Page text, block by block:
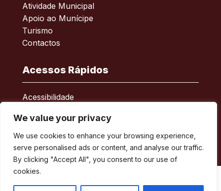
We value your privacy
We use cookies to enhance your browsing experience,
serve personalised ads or content, and analyse our traffic.
By clicking "Accept All", you consent to our use of
cookies.
Atividade Municipal
Apoio ao Munícipe
Turismo
Contactos
Acessos Rápidos
Acessibilidade
ERSAR – Reclamações
A minha Rua
Boletim Municipal